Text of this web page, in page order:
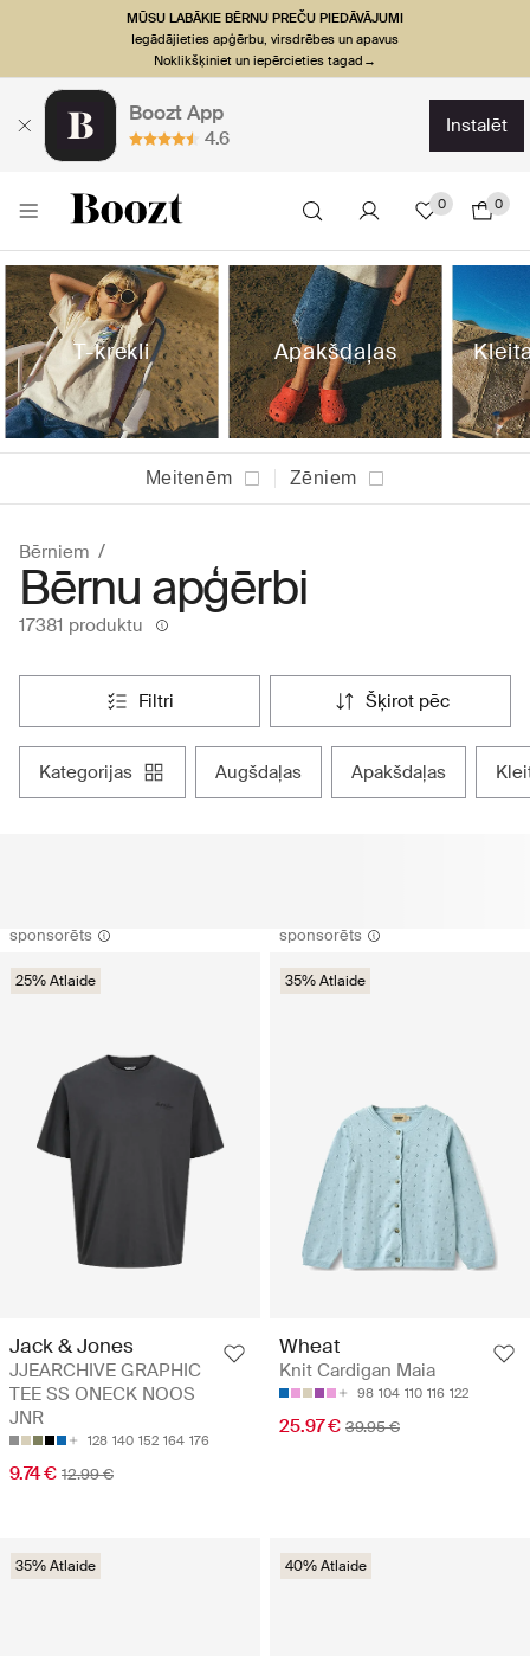
MŪSU LABĀKIE BĒRNU PREČU PIEDĀVĀJUMI
Iegādājieties apģērbu, virsdrēbes un apavus
Noklikšķiniet un iepērcieties tagad→
Boozt App
4.6
instalēt
0 0
T-krekli Apakšdaļas
Meitenēm Zēniem
Bērniem
Bērnu apģērbi
17381 produktu
filtri šķirot pēc
kategorijas augšdaļas apakšdaļas
sponsorēts
25% Atlaide
Jack & Jones
JJEARCHIVE GRAPHIC
TEE SS ONECK NOOS
JNR
128 140 152 164 176
9.74 € 12.99 €
sponsorēts
35% Atlaide
Wheat
Knit Cardigan Maia
98 104 110 116 122
25.97 € 39.95 €
35% Atlaide 40% Atlaide